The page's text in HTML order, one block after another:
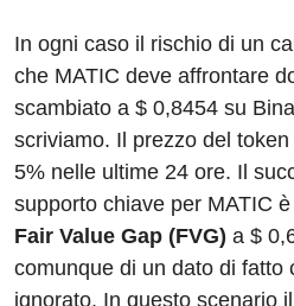
In ogni caso il rischio di un
che MATIC deve affrontare
scambiato a $ 0,8454 su
scriviamo. Il prezzo del
5% nelle ultime 24 ore. Il
supporto chiave per MATIC
Fair Value Gap (FVG) a $
comunque di un dato di fatto
ignorato. In questo scenario